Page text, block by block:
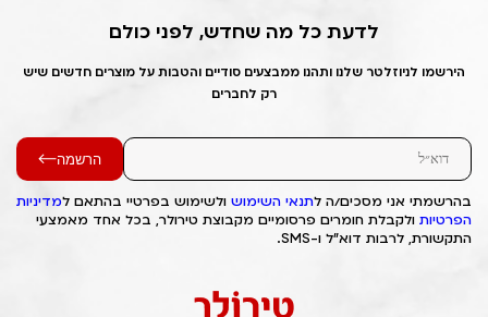
לדעת כל מה שחדש, לפני כולם
הירשמו לניוזלטר שלנו ותהנו ממבצעים סודיים והטבות על מוצרים חדשים שיש
רק לחברים
הרשמה
בהרשמתי אני מסכים/ה לתנאי השימוש ולשימוש בפרטיי בהתאם למדיניות
הפרטיות ולקבלת חומרים פרסומיים מקבוצת טירולר, בכל אחד מאמצעי
התקשורת, לרבות דוא"ל ו-SMS.